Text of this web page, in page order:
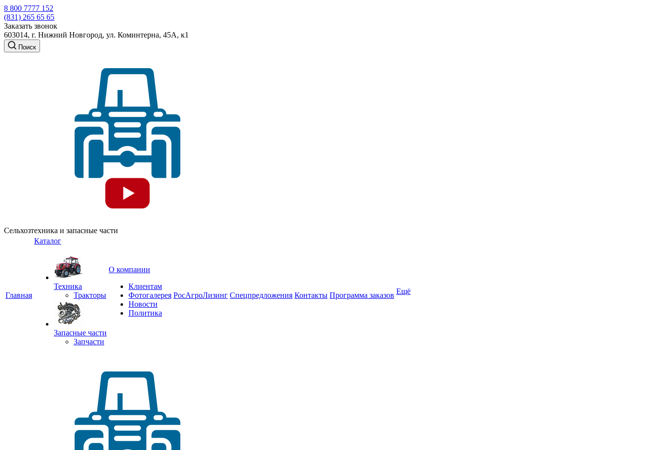
8 800 7777 152
(831) 265 65 65
Заказать звонок
603014, г. Нижний Новгород, ул. Коминтерна, 45А, к1
Поиск
Сельхозтехника и запасные части
Главная
Каталог
Техника
Тракторы
Запасные части
Запчасти
О компании
Клиентам
Фотогалерея
Новости
Политика
РосАгроЛизинг Спецпредложения Контакты Программа заказов Ещё